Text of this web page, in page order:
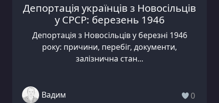
Депортація українців з Новосільців
у СРСР: березень 1946
Депортація з Новосільців у березні 1946
року: причини, перебіг, документи,
залізнична стан...
Вадим 0